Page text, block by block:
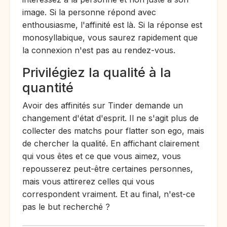
image. Si la personne répond avec
enthousiasme, l'affinité est là. Si la réponse est
monosyllabique, vous saurez rapidement que
la connexion n'est pas au rendez-vous.
Privilégiez la qualité à la
quantité
Avoir des affinités sur Tinder demande un
changement d'état d'esprit. Il ne s'agit plus de
collecter des matchs pour flatter son ego, mais
de chercher la qualité. En affichant clairement
qui vous êtes et ce que vous aimez, vous
repousserez peut-être certaines personnes,
mais vous attirerez celles qui vous
correspondent vraiment. Et au final, n'est-ce
pas le but recherché ?​